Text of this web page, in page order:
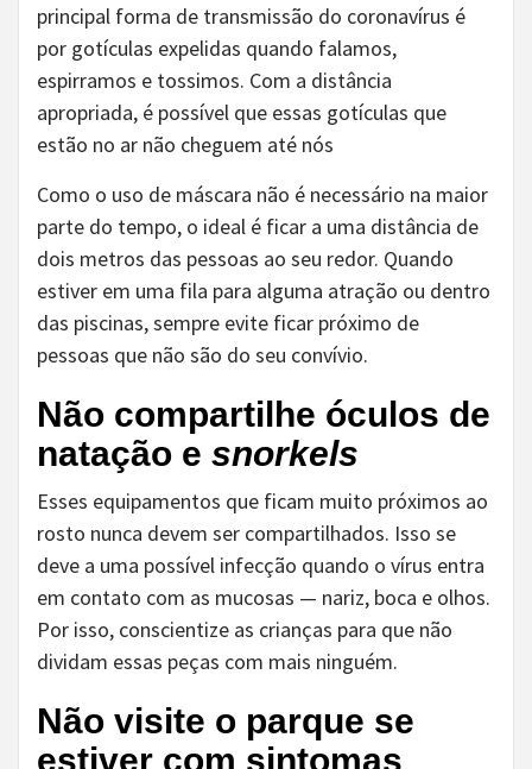
principal forma de transmissão do coronavírus é
por gotículas expelidas quando falamos,
espirramos e tossimos. Com a distância
apropriada, é possível que essas gotículas que
estão no ar não cheguem até nós
Como o uso de máscara não é necessário na maior
parte do tempo, o ideal é ficar a uma distância de
dois metros das pessoas ao seu redor. Quando
estiver em uma fila para alguma atração ou dentro
das piscinas, sempre evite ficar próximo de
pessoas que não são do seu convívio.
Não compartilhe óculos de
natação e snorkels
Esses equipamentos que ficam muito próximos ao
rosto nunca devem ser compartilhados. Isso se
deve a uma possível infecção quando o vírus entra
em contato com as mucosas — nariz, boca e olhos.
Por isso, conscientize as crianças para que não
dividam essas peças com mais ninguém.
Não visite o parque se
estiver com sintomas